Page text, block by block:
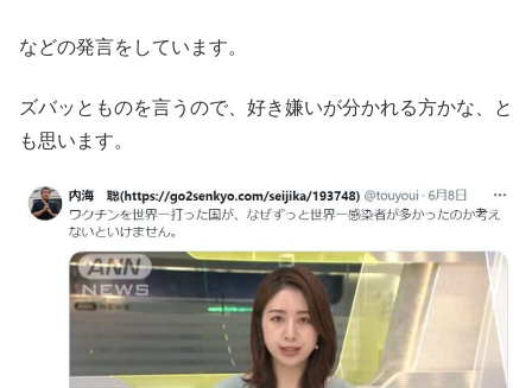
などの発言をしています。
ズバッとものを言うので、好き嫌いが分かれる方かな、と
も思います。